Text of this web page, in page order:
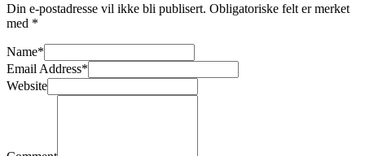
Din e-postadresse vil ikke bli publisert. Obligatoriske felt er merket
med *
Name*
Email Address*
Website